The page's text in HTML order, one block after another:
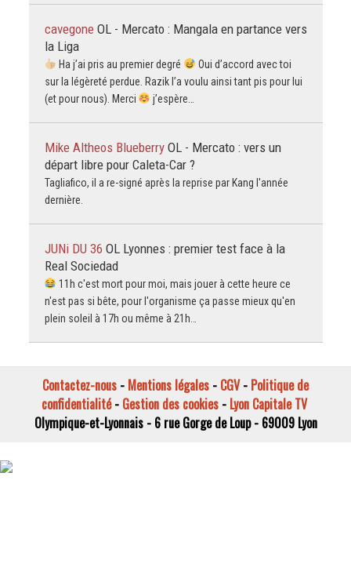
cavegone OL - Mercato : Mangala en partance vers
la Liga
Ha j’ai pris au premier degré
Oui d’accord avec toi
sur la légèreté perdue. Razik l’a voulu ainsi tant pis pour lui
(et pour nous). Merci
j’espère…
Mike Altheos Blueberry OL - Mercato : vers un
départ libre pour Caleta-Car ?
Tagliafico, il a re-signé après la reprise par Kang l'année
dernière.
JUNi DU 36 OL Lyonnes : premier test face à la
Real Sociedad
11h c'est mort pour moi, mais jouer à cette heure ce
n'est pas si bête, pour l'organisme ça passe mieux qu'en
plein soleil à 17h ou même à 21h…
Contactez-nous - Mentions légales - CGV- Politique de
confidentialité- Gestion des cookies- Lyon Capitale TV
Olympique-et-Lyonnais - 6 rue Gorge de Loup - 69009 Lyon